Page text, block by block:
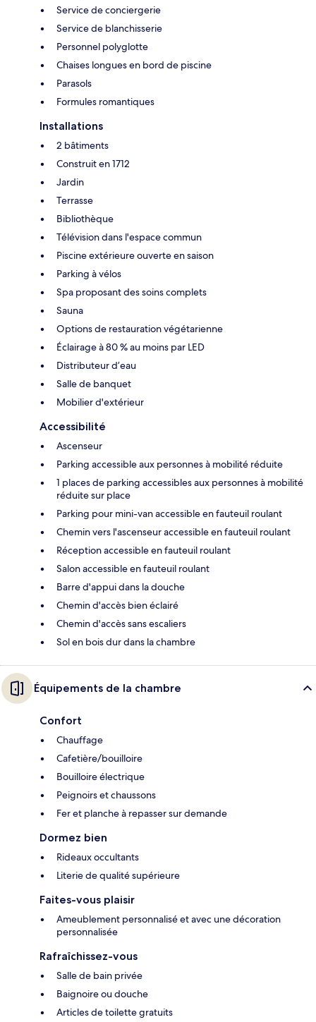
Service de conciergerie
Service de blanchisserie
Personnel polyglotte
Chaises longues en bord de piscine
Parasols
Formules romantiques
Installations
2 bâtiments
Construit en 1712
Jardin
Terrasse
Bibliothèque
Télévision dans l'espace commun
Piscine extérieure ouverte en saison
Parking à vélos
Spa proposant des soins complets
Sauna
Options de restauration végétarienne
Éclairage à 80 % au moins par LED
Distributeur d’eau
Salle de banquet
Mobilier d'extérieur
Accessibilité
Ascenseur
Parking accessible aux personnes à mobilité réduite
1 places de parking accessibles aux personnes à mobilité
réduite sur place
Parking pour mini-van accessible en fauteuil roulant
Chemin vers l'ascenseur accessible en fauteuil roulant
Réception accessible en fauteuil roulant
Salon accessible en fauteuil roulant
Barre d'appui dans la douche
Chemin d'accès bien éclairé
Chemin d'accès sans escaliers
Sol en bois dur dans la chambre
Équipements de la chambre
Confort
Chauffage
Cafetière/bouilloire
Bouilloire électrique
Peignoirs et chaussons
Fer et planche à repasser sur demande
Dormez bien
Rideaux occultants
Literie de qualité supérieure
Faites-vous plaisir
Ameublement personnalisé et avec une décoration
personnalisée
Rafraîchissez-vous
Salle de bain privée
Baignoire ou douche
Articles de toilette gratuits